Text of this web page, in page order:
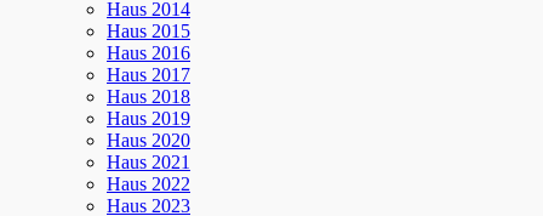
Haus 2014
Haus 2015
Haus 2016
Haus 2017
Haus 2018
Haus 2019
Haus 2020
Haus 2021
Haus 2022
Haus 2023